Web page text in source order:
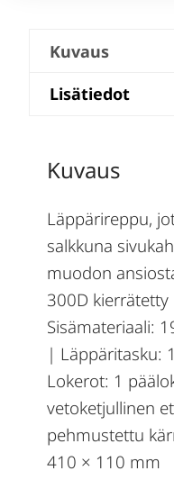
Kuvaus
Lisätiedot
Kuvaus
Läppärireppu,
salkkuna
muodon
300D
Sisämateriaali:
| Läppäritasku:
Lokerot: 1
vetoketjullinen
pehmustettu
410 × 110 mm